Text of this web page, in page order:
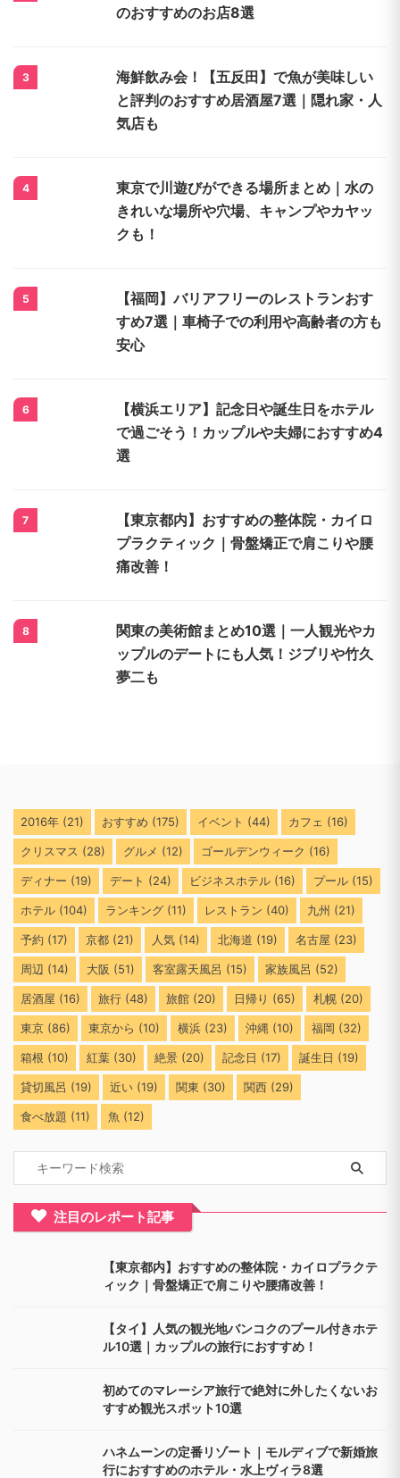
のおすすめのお店8選
3
海鮮飲み会！【五反田】で魚が美味しい
と評判のおすすめ居酒屋7選｜隠れ家・人
気店も
4
東京で川遊びができる場所まとめ｜水の
きれいな場所や穴場、キャンプやカヤッ
クも！
5
【福岡】バリアフリーのレストランおす
すめ7選｜車椅子での利用や高齢者の方も
安心
6
【横浜エリア】記念日や誕生日をホテル
で過ごそう！カップルや夫婦におすすめ4
選
7
【東京都内】おすすめの整体院・カイロ
プラクティック｜骨盤矯正で肩こりや腰
痛改善！
8
関東の美術館まとめ10選｜一人観光やカ
ップルのデートにも人気！ジブリや竹久
夢二も
2016年 (21) おすすめ (175) イベント (44) カフェ (16)
クリスマス (28) グルメ (12) ゴールデンウィーク (16)
ディナー (19) デート (24) ビジネスホテル (16) プール (15)
ホテル (104) ランキング (11) レストラン (40) 九州 (21)
予約 (17) 京都 (21) 人気 (14) 北海道 (19) 名古屋 (23)
周辺 (14) 大阪 (51) 客室露天風呂 (15) 家族風呂 (52)
居酒屋 (16) 旅行 (48) 旅館 (20) 日帰り (65) 札幌 (20)
東京 (86) 東京から (10) 横浜 (23) 沖縄 (10) 福岡 (32)
箱根 (10) 紅葉 (30) 絶景 (20) 記念日 (17) 誕生日 (19)
貸切風呂 (19) 近い (19) 関東 (30) 関西 (29)
食べ放題 (11) 魚 (12)
注目のレポート記事
【東京都内】おすすめの整体院・カイロプラクテ
ィック｜骨盤矯正で肩こりや腰痛改善！
【タイ】人気の観光地バンコクのプール付きホテ
ル10選｜カップルの旅行におすすめ！
初めてのマレーシア旅行で絶対に外したくないお
すすめ観光スポット10選
ハネムーンの定番リゾート｜モルディブで新婚旅
行におすすめのホテル・水上ヴィラ8選